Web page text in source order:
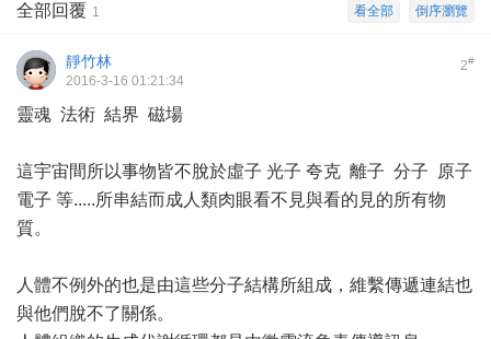
倒序瀏覽
看全部
全部回覆 1
2#
靜竹林
2016-3-16 01:21:34
靈魂 法術 結界 磁場
這宇宙間所以事物皆不脫於虛子 光子 夸克 離子 分子 原子
電子 等.....所串結而成人類肉眼看不見與看的見的所有物
質。
人體不例外的也是由這些分子結構所組成，維繫傳遞連結也
與他們脫不了關係。